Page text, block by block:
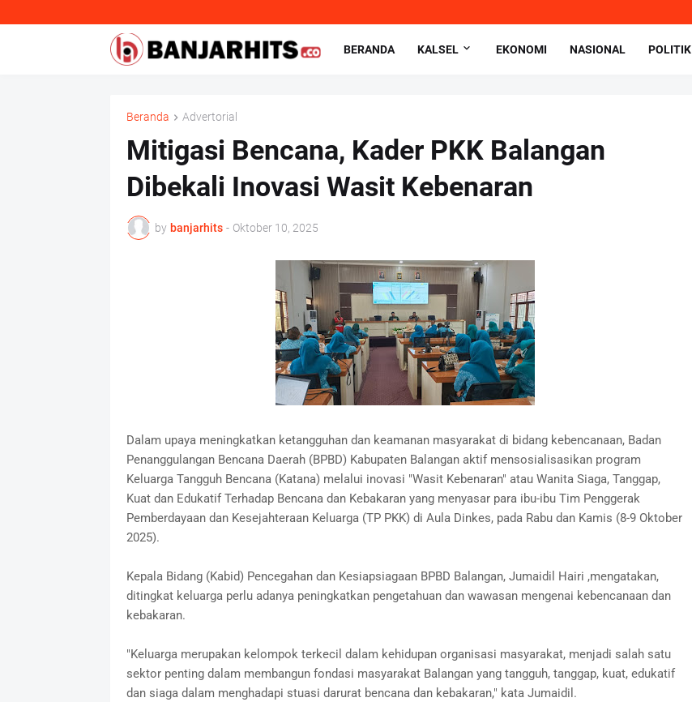
BERANDA KALSEL EKONOMI NASIONAL POLITIK
Beranda Advertorial
Mitigasi Bencana, Kader PKK Balangan
Dibekali Inovasi Wasit Kebenaran
by banjarhits - Oktober 10, 2025
Dalam upaya meningkatkan ketangguhan dan keamanan masyarakat di bidang kebencanaan, Badan
Penanggulangan Bencana Daerah (BPBD) Kabupaten Balangan aktif mensosialisasikan program
Keluarga Tangguh Bencana (Katana) melalui inovasi "Wasit Kebenaran" atau Wanita Siaga, Tanggap,
Kuat dan Edukatif Terhadap Bencana dan Kebakaran yang menyasar para ibu-ibu Tim Penggerak
Pemberdayaan dan Kesejahteraan Keluarga (TP PKK) di Aula Dinkes, pada Rabu dan Kamis (8-9 Oktober
2025).
Kepala Bidang (Kabid) Pencegahan dan Kesiapsiagaan BPBD Balangan, Jumaidil Hairi ,mengatakan,
ditingkat keluarga perlu adanya peningkatkan pengetahuan dan wawasan mengenai kebencanaan dan
kebakaran.
"Keluarga merupakan kelompok terkecil dalam kehidupan organisasi masyarakat, menjadi salah satu
sektor penting dalam membangun fondasi masyarakat Balangan yang tangguh, tanggap, kuat, edukatif
dan siaga dalam menghadapi stuasi darurat bencana dan kebakaran," kata Jumaidil.